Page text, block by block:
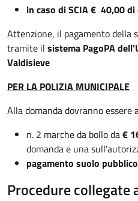
in caso di SCIA € 40,00
Attenzione, il pagamento della
tramite il sistema PagoPA
Valdisieve
PER LA POLIZIA MUNICIPALE
Alla domanda dovranno essere
n. 2 marche da bollo da€
domanda e una
pagamento suolo
Procedure collegate